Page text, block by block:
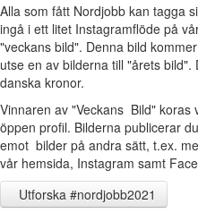
Alla som fått Nordjobb kan tagga
ingå i ett litet Instagramflöde på
"veckans bild". Denna bild
utse en av bilderna till "årets
danska kronor.
Vinnaren av "Veckans Bild"
öppen profil. Bilderna publicerar
emot bilder på andra sätt, t.ex.
vår hemsida, Instagram samt
Utforska #nordjobb2021